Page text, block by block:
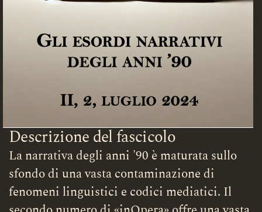
Descrizione del fascicolo
La narrativa degli anni '90 è maturata sullo
sfondo di una vasta contaminazione di
fenomeni linguistici e codici mediatici. Il